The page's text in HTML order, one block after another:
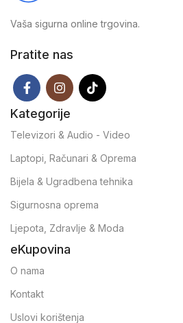
Vaša sigurna online trgovina.
Pratite nas
Kategorije
Televizori & Audio - Video
Laptopi, Računari & Oprema
Bijela & Ugradbena tehnika
Sigurnosna oprema
Ljepota, Zdravlje & Moda
eKupovina
O nama
Kontakt
Uslovi korištenja